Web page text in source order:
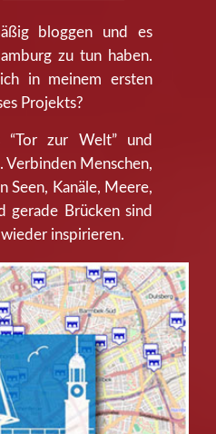
bloggen und es
zu tun haben.
in meinem ersten
Projekts?
“Tor zur Welt” und
Verbinden Menschen,
Seen, Kanäle, Meere,
gerade Brücken sind
inspirieren.